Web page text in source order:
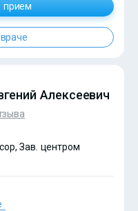
прием
Алексеевич
Зав. центром